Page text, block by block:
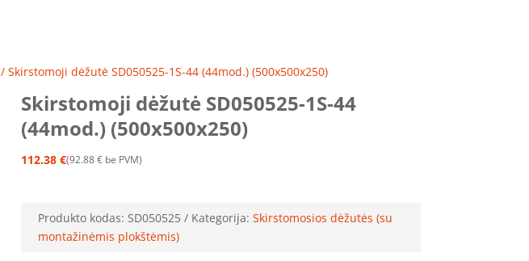
/ Skirstomoji dėžutė SD050525-1S-44 (44mod.) (500x500x250)
Skirstomoji dėžutė SD050525-1S-44
(44mod.) (500x500x250)
112.38 € 92.88€ be PVM
Produkto kodas: SD050525 Kategorija: Skirstomosios dėžutės (su
montažinėmis plokštėmis)